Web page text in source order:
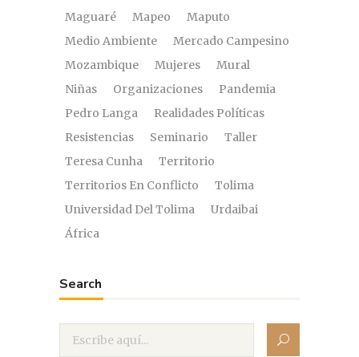
Maguaré
Mapeo
Maputo
Medio Ambiente
Mercado Campesino
Mozambique
Mujeres
Mural
Niñas
Organizaciones
Pandemia
Pedro Langa
Realidades Políticas
Resistencias
Seminario
Taller
Teresa Cunha
Territorio
Territorios En Conflicto
Tolima
Universidad Del Tolima
Urdaibai
África
Search